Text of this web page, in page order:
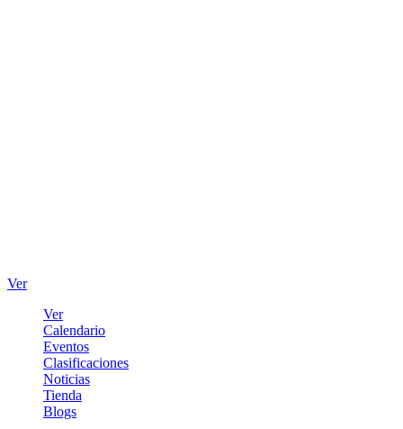
Ver
Ver
Calendario
Eventos
Clasificaciones
Noticias
Tienda
Blogs